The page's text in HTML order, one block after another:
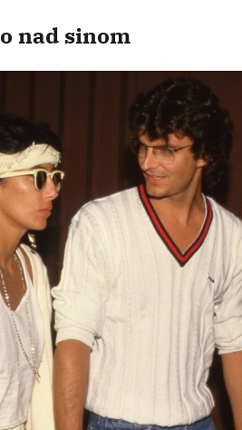
nad sinom